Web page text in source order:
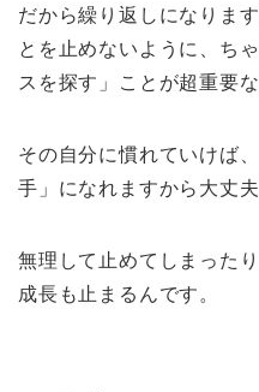
だから繰り返しになりま
とを止めないように、ち
スを探す」ことが超重要な
その自分に慣れていけば
手」になれますから大丈夫
無理して止めてしまった
成長も止まるんです。